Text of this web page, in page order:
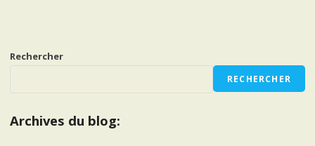
Rechercher
RECHERCHER
Archives du blog: